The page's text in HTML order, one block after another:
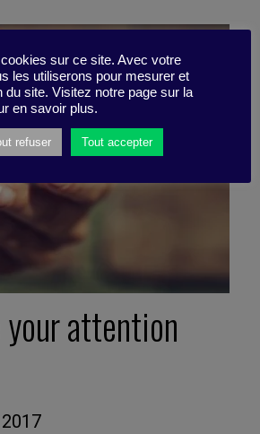
attention
sur ce site. Avec votre
les utiliserons pour mesurer et
du site. Visitez notre page sur la
en savoir plus.
refuser Tout accepter